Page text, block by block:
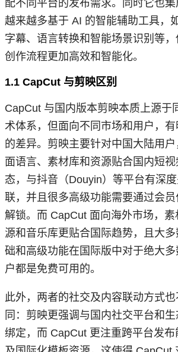
配不同平台的发布需求。同时它也集
越来越多基于 AI 的智能辅助工具，
字幕、语言转换和智能场景识别等
创作流程更加高效和智能化。
1.1 CapCut 与剪映区别
CapCut 与国内版本剪映本质上源于
术体系，但面向不同市场和用户，有
的差异。剪映主要针对中国大陆用户
面语言、素材库和资源贴合国内短视
态，与抖音（Douyin）等平台有深
联，并且很多高级功能需要通过会员
解锁。而 CapCut 面向海外市场，素
源和音乐库更贴合国际趋势，且大
础和高级功能在国际版中对于绝大多
户都是免费可用的。
此外，两者的社交及内容联动方式也
同：剪映更强调与国内社交平台和生
绑定，而 CapCut 更注重跨平台发布